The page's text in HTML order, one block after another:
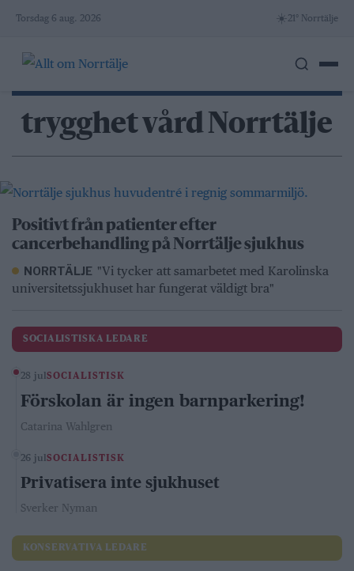
Skip
content
Torsdag 6 aug. 2026 ☀️21° Norrtälje
trygghet vård Norrtälje
Positivt från patienter efter
cancerbehandling på Norrtälje sjukhus
NORRTÄLJE "Vi tycker att samarbetet med Karolinska
universitetssjukhuset har fungerat väldigt bra"
SOCIALISTISKA LEDARE
28 julSOCIALISTISK
Förskolan är ingen barnparkering!
Catarina Wahlgren
26 julSOCIALISTISK
Privatisera inte sjukhuset
Sverker Nyman
KONSERVATIVA LEDARE